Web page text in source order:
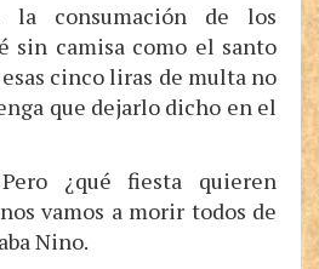
la consumación de los
sin camisa como el santo
cinco liras de multa no
que dejarlo dicho en el
¿qué fiesta quieren
vamos a morir todos de
Nino.